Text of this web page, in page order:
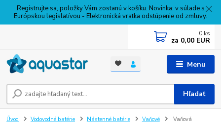
Registrujte sa, položky Vám zostanú v košíku. Novinka: v súlade s
Európskou legislatívou - Elektronická vratka odstúpenie od zmluvy.
Menu
Hľadať
0 ks
za 0,00 EUR
Úvod Vodovodné batérie Nástenné batérie Vaňové
Vaňová